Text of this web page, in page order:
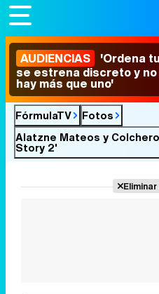
AUDIENCIAS 'Ordena
se estrena discreto y
hay más que uno'
FórmulaTV
Fotos
Alatzne Mateos y
Story 2'